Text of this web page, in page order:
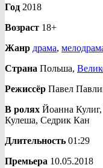
Год 2018
Возраст 18+
Жанр драма,
Страна Польша,
Режиссёр Павел
В ролях Йоанна
Кулеша, Седрик Кан
Длительность 01:29
Премьера 10.05.2018